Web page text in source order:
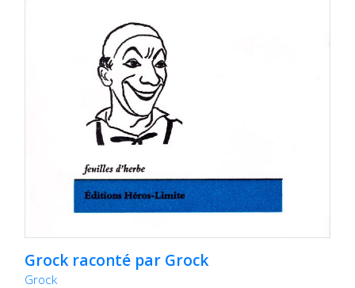
Grock raconté par Grock
Grock